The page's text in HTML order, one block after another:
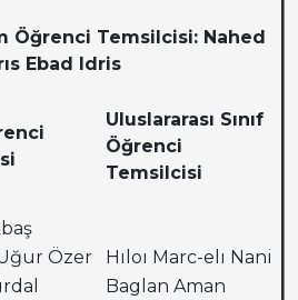
Öğrenci Temsilcisi: Nahed
Ebad Idris
Uluslararası Sınıf
Öğrenci
Temsilcisi
Özer
Hıloı Marc-elı Nani
Baglan Aman